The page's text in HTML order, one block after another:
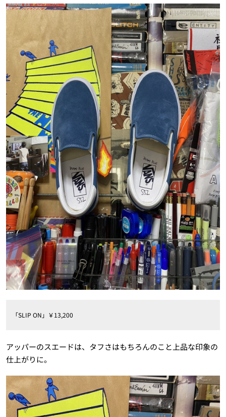
「SLIP ON」￥13,200
アッパーのスエードは、タフさはもちろんのこと上品な印象の
仕上がりに。